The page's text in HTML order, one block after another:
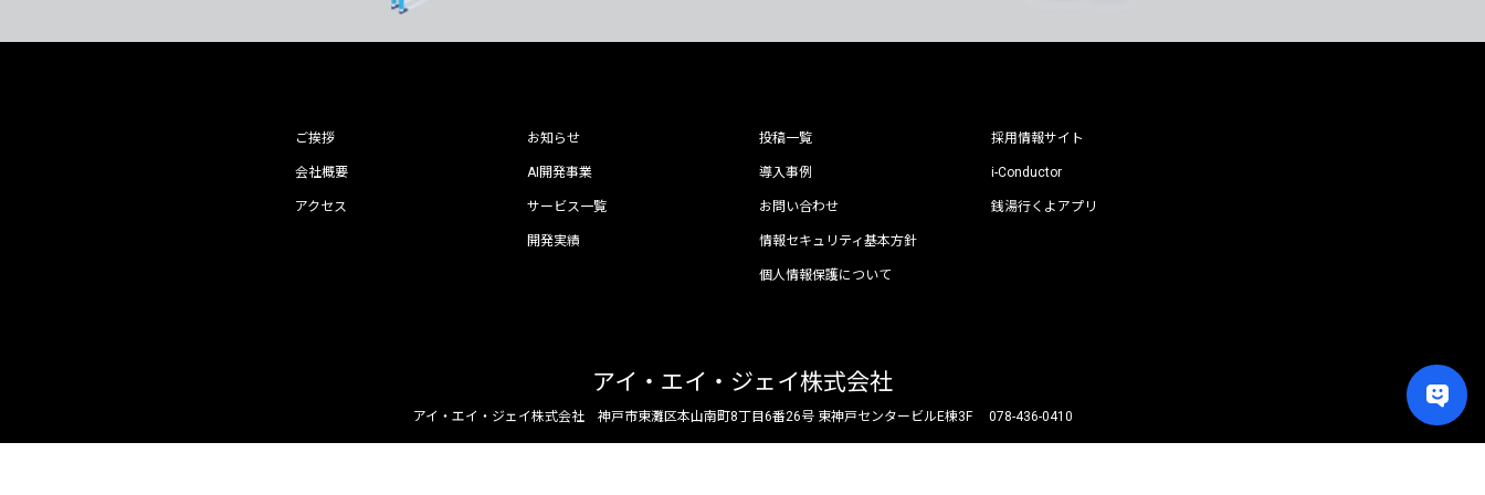
ご挨拶
会社概要
アクセス
お知らせ
AI開発事業
サービス一覧
開発実績
投稿一覧
導入事例
お問い合わせ
情報セキュリティ基本方針
個人情報保護について
採用情報サイト
i-Conductor
銭湯行くよアプリ
アイ・エイ・ジェイ株式会社
アイ・エイ・ジェイ株式会社 神戸市東灘区本山南町8丁目6番26号 東神戸センタービルE棟3F 078-436-0410